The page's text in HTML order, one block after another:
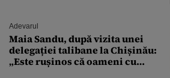
Adevarul
Maia Sandu, după vizita unei
delegației talibane la Chișinău:
„Este rușinos că oameni cu